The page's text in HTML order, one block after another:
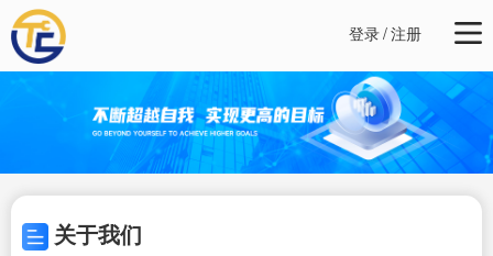
登录/注册
关于我们